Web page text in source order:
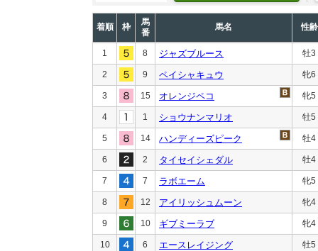
着順 枠
馬
番
馬名 性齢
1 8 ジャズブルース 牡3
2 9 ペイシャキュウ 牝6
3 15 オレンジペコ 牝5
4 1 ショウナンマリオ 牡5
5 14 ハンディーズピーク 牡4
6 2 タイセイシェダル 牡4
7 7 ラボエーム 牝5
8 12 アイリッシュムーン 牝4
9 10 ギブミーラブ 牝4
10 6 エースレイジング 牡5